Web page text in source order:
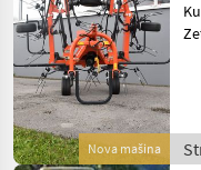
Nova mašina